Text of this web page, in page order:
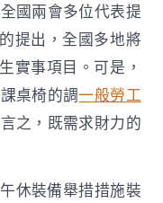
國兩會多位代表提
提出，全國多地將
實事項目。可是，
桌椅的調一般勞工
之，既需求財力的
休裝備舉措措施裝